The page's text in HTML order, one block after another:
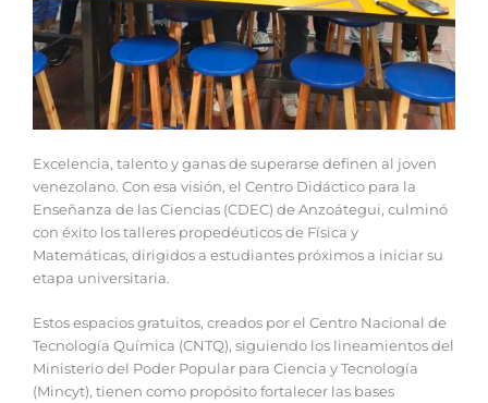
Excelencia, talento y ganas de superarse definen al joven
venezolano. Con esa visión, el Centro Didáctico para la
Enseñanza de las Ciencias (CDEC) de Anzoátegui, culminó
con éxito los talleres propedéuticos de Física y
Matemáticas, dirigidos a estudiantes próximos a iniciar su
etapa universitaria.
Estos espacios gratuitos, creados por el Centro Nacional de
Tecnología Química (CNTQ), siguiendo los lineamientos del
Ministerio del Poder Popular para Ciencia y Tecnología
(Mincyt), tienen como propósito fortalecer las bases